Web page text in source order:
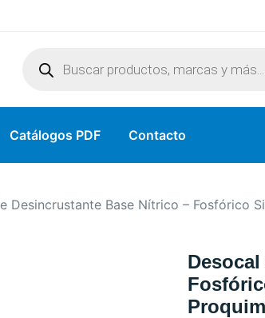
Catálogos PDF Contacto
Desincrustante Base Nítrico – Fosfórico